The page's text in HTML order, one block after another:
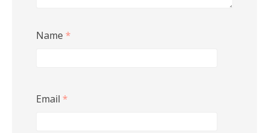
Name *
Email *